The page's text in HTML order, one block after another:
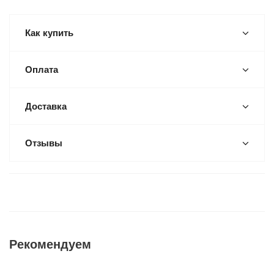
Как купить
Оплата
Доставка
Отзывы
Рекомендуем